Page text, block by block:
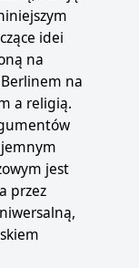
idei
na
na
a religią.
jest
przez